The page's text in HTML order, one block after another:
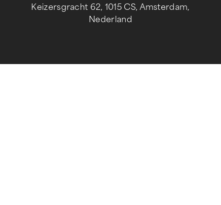
Keizersgracht 62, 1015 CS, Amsterdam,
Nederland